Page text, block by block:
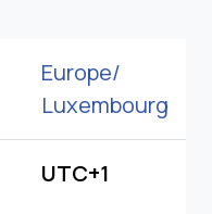
Europe/
Luxembourg
UTC+1